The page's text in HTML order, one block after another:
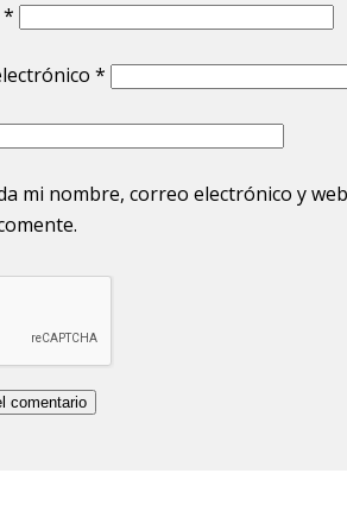
*
*
mi nombre, correo electrónico y